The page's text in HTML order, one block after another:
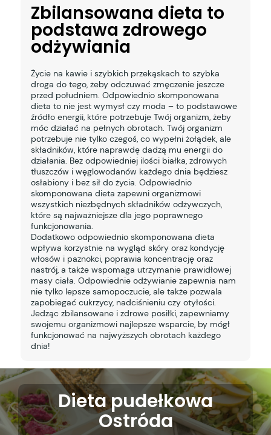
Zbilansowana dieta to
podstawa zdrowego
odżywiania
Życie na kawie i szybkich przekąskach to szybka
droga do tego, żeby odczuwać zmęczenie jeszcze
przed południem. Odpowiednio skomponowana
dieta to nie jest wymysł czy moda – to podstawowe
źródło energii, które potrzebuje Twój organizm, żeby
móc działać na pełnych obrotach. Twój organizm
potrzebuje nie tylko czegoś, co wypełni żołądek, ale
składników, które naprawdę dadzą mu energii do
działania. Bez odpowiedniej ilości białka, zdrowych
tłuszczów i węglowodanów każdego dnia będziesz
osłabiony i bez sił do życia. Odpowiednio
skomponowana dieta zapewni organizmowi
wszystkich niezbędnych składników odżywczych,
które są najważniejsze dla jego poprawnego
funkcjonowania.
Dodatkowo odpowiednio skomponowana dieta
wpływa korzystnie na wygląd skóry oraz kondycję
włosów i paznokci, poprawia koncentrację oraz
nastrój, a także wspomaga utrzymanie prawidłowej
masy ciała. Odpowiednie odżywianie zapewnia nam
nie tylko lepsze samopoczucie, ale także pozwala
zapobiegać cukrzycy, nadciśnieniu czy otyłości.
Jedząc zbilansowane i zdrowe posiłki, zapewniamy
swojemu organizmowi najlepsze wsparcie, by mógł
funkcjonować na najwyższych obrotach każdego
dnia!
Dieta pudełkowa
Ostróda